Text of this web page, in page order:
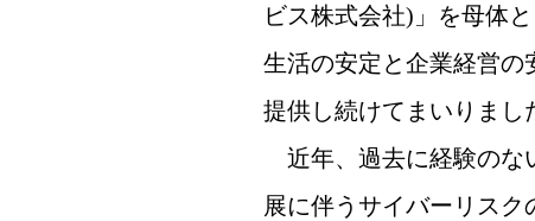
ビス株式会社)」を母体
生活の安定と企業経営の
提供し続けてまいりまし
近年、過去に経験のな
展に伴うサイバーリス